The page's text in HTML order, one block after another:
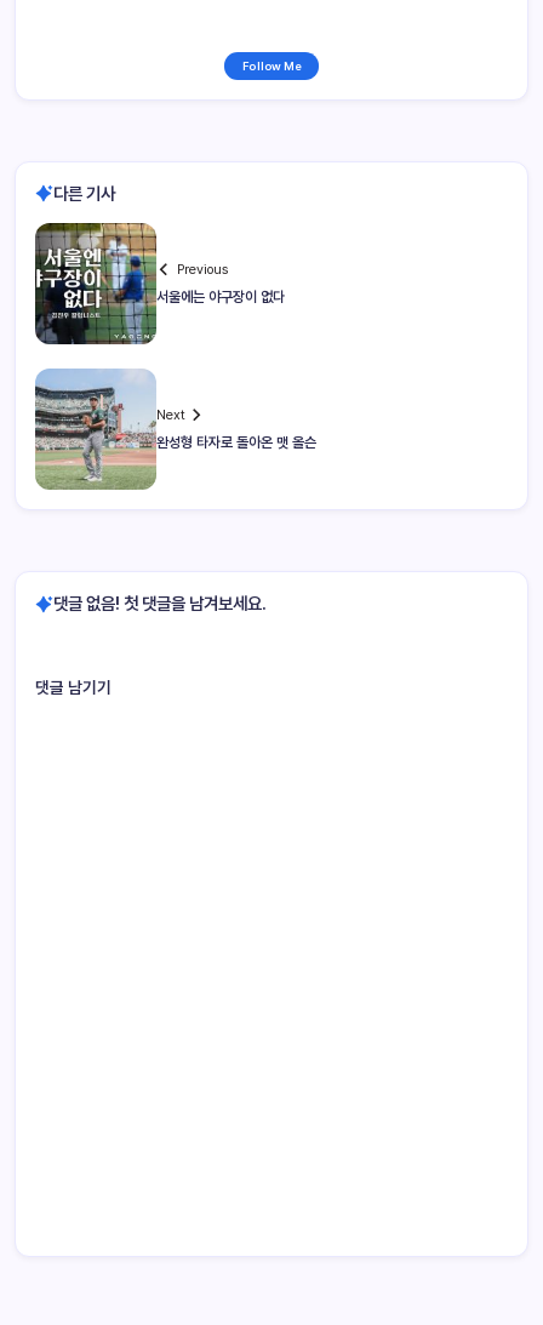
Follow Me
다른 기사
Previous
서울에는 야구장이 없다
Next
완성형 타자로 돌아온 맷 올슨
댓글 없음! 첫 댓글을 남겨보세요.
댓글 남기기